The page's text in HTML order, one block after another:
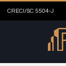
CRECI/SC 5504-J